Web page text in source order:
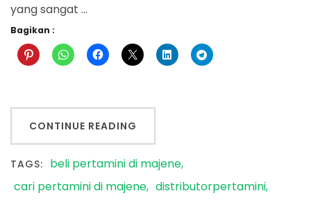
yang sangat …
Bagikan :
CONTINUE READING
TAGS: beli pertamini di majene
cari pertamini di majene distributorpertamini